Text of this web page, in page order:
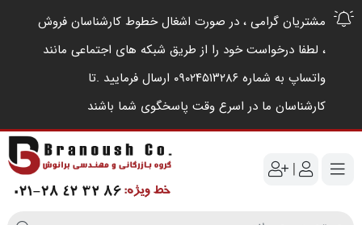
مشتریان گرامی ، در صورت اشغال خطوط کارشناسان فروش
، لطفا درخواست خود را از طریق شبکه های اجتماعی مانند
واتساپ به شماره ۰۹۰۲۴۵۱۳۲۸۶ ارسال فرمایید .‌تا
کارشناسان ما در اسرع وقت پاسخگوی شما باشند
|